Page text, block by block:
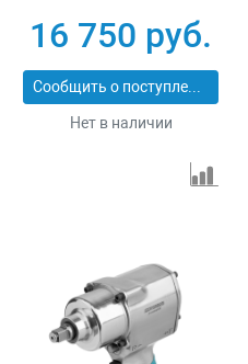
Denzel 57429
16 750 руб.
Сообщить о поступлении
Нет в наличии